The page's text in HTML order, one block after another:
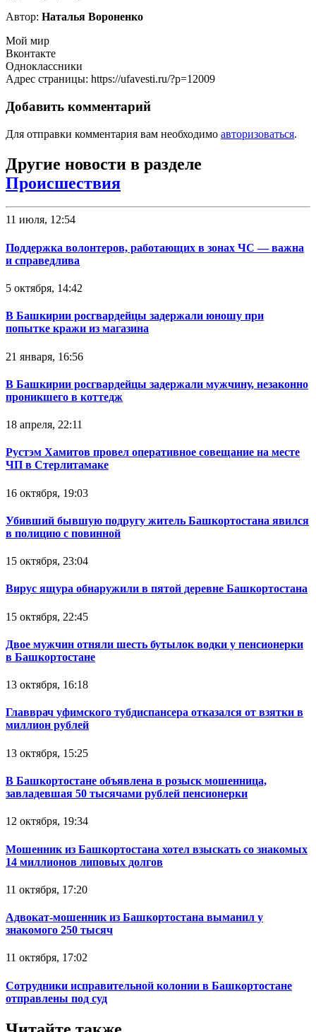
Автор: Наталья Вороненко
Мой мир
Вконтакте
Одноклассники
Адрес страницы: https://ufavesti.ru/?p=12009
Добавить комментарий
Для отправки комментария вам необходимо авторизоваться.
Другие новости в разделе
Происшествия
11 июля, 12:54
Поддержка волонтеров, работающих в зонах ЧС — важна
и справедлива
5 октября, 14:42
В Башкирии росгвардейцы задержали юношу при
попытке кражи из магазина
21 января, 16:56
В Башкирии росгвардейцы задержали мужчину, незаконно
проникшего в коттедж
18 апреля, 22:11
Рустэм Хамитов провел оперативное совещание на месте
ЧП в Стерлитамаке
16 октября, 19:03
Убивший бывшую подругу житель Башкортостана явился
в полицию с повинной
15 октября, 23:04
Вирус ящура обнаружили в пятой деревне Башкортостана
15 октября, 22:45
Двое мужчин отняли шесть бутылок водки у пенсионерки
в Башкортостане
13 октября, 16:18
Главврач уфимского тубдиспансера отказался от взятки в
миллион рублей
13 октября, 15:25
В Башкортостане объявлена в розыск мошенница,
завладевшая 50 тысячами рублей пенсионерки
12 октября, 19:34
Мошенник из Башкортостана хотел взыскать со знакомых
14 миллионов липовых долгов
11 октября, 17:20
Адвокат-мошенник из Башкортостана выманил у
знакомого 250 тысяч
11 октября, 17:02
Сотрудники исправительной колонии в Башкортостане
отправлены под суд